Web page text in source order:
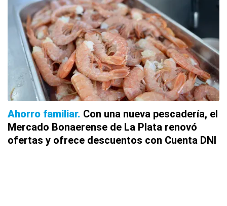
Ahorro familiar Con una nueva pescadería, el
Mercado Bonaerense de La Plata renovó
ofertas y ofrece descuentos con Cuenta DNI